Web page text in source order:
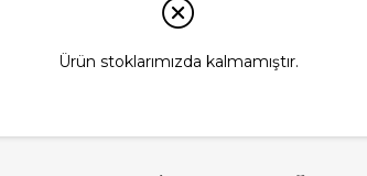
Ürün stoklarımızda kalmamıştır.